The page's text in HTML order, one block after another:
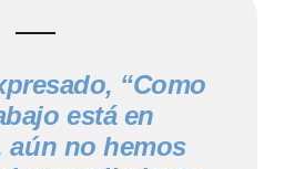
“Como
está en
aún no hemos